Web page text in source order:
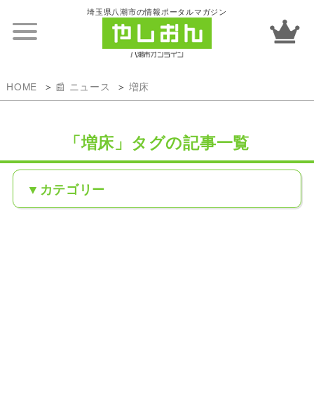
埼玉県八潮市の情報ポータルマガジン
HOME 📰 ニュース 増床
「増床」タグの記事一覧
カテゴリー